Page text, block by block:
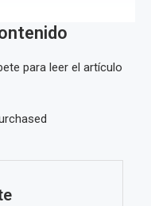
para leer el artículo